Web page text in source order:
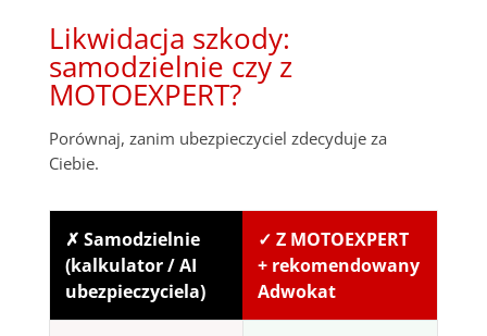
Likwidacja szkody:
samodzielnie czy z
MOTOEXPERT?
Porównaj, zanim ubezpieczyciel zdecyduje za
Ciebie.
✗ Samodzielnie
(kalkulator / AI
ubezpieczyciela)
✓ Z MOTOEXPERT
+ rekomendowany
Adwokat